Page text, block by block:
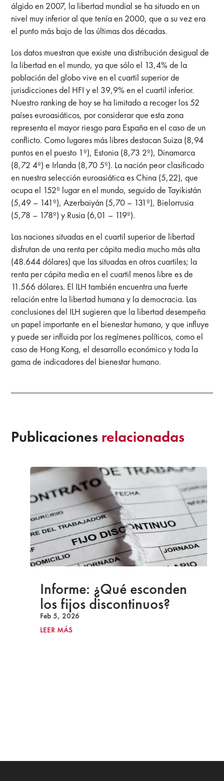
álgido en 2007, la libertad mundial se ha situado en un
nivel muy inferior al que tenía en 2000, que a su vez era
el punto más bajo de las últimas dos décadas.
Los datos muestran que existe una distribución desigual de
la libertad en el mundo, ya que sólo el 13,4% de la
población del globo vive en el cuartil superior de
jurisdicciones del HFI y el 39,9% en el cuartil inferior.
Nuestro ranking de hoy se ha limitado a recoger los 52
países euroasiáticos, por considerar que esta zona
representa el mayor riesgo para España en el caso de un
conflicto. Como lugares más libres destacan Suiza (8,94
puntos en el puesto 1º), Estonia (8,73 2º), Dinamarca
(8,72 4º) e Irlanda (8,70 5º). La nación peor clasificado
en nuestra selección euroasiática es China (5,22), que
ocupa el 152º lugar en el mundo, seguido de Tayikistán
(5,49 – 141º), Azerbaiyán (5,70 – 131º), Bielorrusia
(5,78 – 178º) y Rusia (6,01 – 119º).
Las naciones situadas en el cuartil superior de libertad
disfrutan de una renta per cápita media mucho más alta
(48.644 dólares) que las situadas en otros cuartiles; la
renta per cápita media en el cuartil menos libre es de
11.566 dólares. El ILH también encuentra una fuerte
relación entre la libertad humana y la democracia. Las
conclusiones del ILH sugieren que la libertad desempeña
un papel importante en el bienestar humano, y que influye
y puede ser influida por los regímenes políticos, como el
caso de Hong Kong, el desarrollo económico y toda la
gama de indicadores del bienestar humano.
Publicaciones relacionadas
Informe: ¿Qué esconden
los fijos discontinuos?
Feb 5, 2026
LEER MÁS